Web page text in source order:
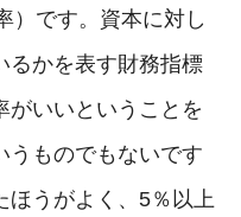
）です。資本に対し
るかを表す財務指標
がいいということを
うものでもないです
ほうがよく、5％以上